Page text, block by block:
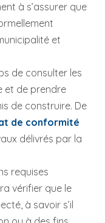
à s’assurer que
et
de consulter les
et de prendre
de construire. De
de conformité
délivrés par la
requises
vérifier que le
à savoir s’il